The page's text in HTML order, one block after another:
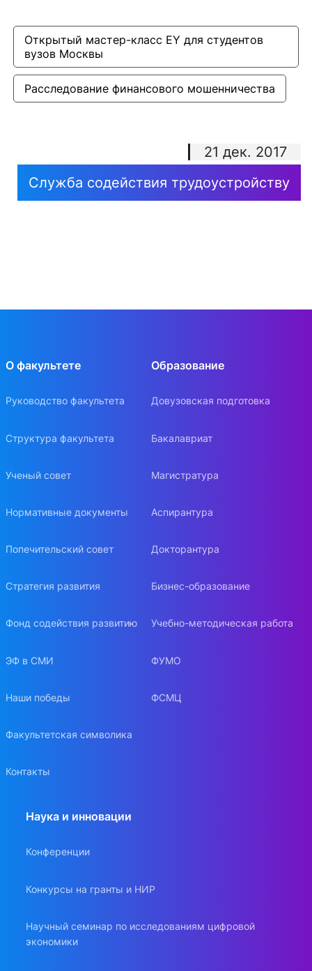
Открытый мастер-класс EY для студентов
вузов Москвы
Расследование финансового мошенничества
21 дек. 2017
Служба содействия трудоустройству
О факультете
Руководство факультета
Структура факультета
Ученый совет
Нормативные документы
Попечительский совет
Стратегия развития
Фонд содействия развитию
ЭФ в СМИ
Наши победы
Факультетская символика
Контакты
Образование
Довузовская подготовка
Бакалавриат
Магистратура
Аспирантура
Докторантура
Бизнес-образование
Учебно-методическая работа
ФУМО
ФСМЦ
Наука и инновации
Конференции
Конкурсы на гранты и НИР
Научный семинар по исследованиям цифровой
экономики